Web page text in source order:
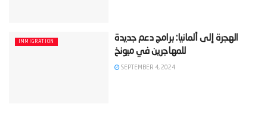
IMMIGRATION
‫الهجرة إلى ألمانيا: برامج دعم جديدة
للمهاجرين في ميونخ‬
SEPTEMBER 4, 2024